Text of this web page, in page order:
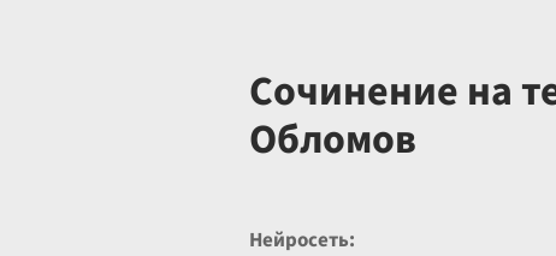
Сочинение на
Обломов
Нейросеть: